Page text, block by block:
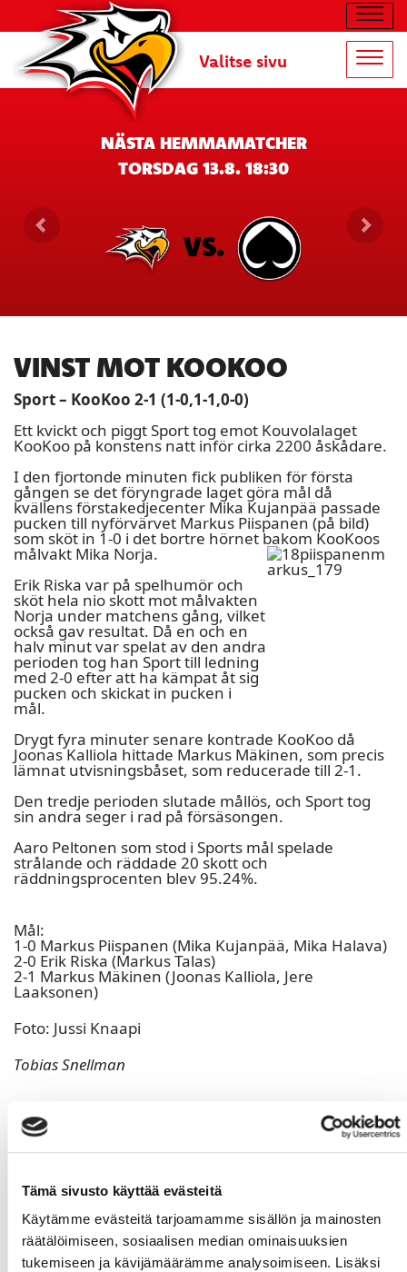
Tämä sivusto käyttää evästeitä
Käytämme evästeitä tarjoamamme sisällön ja mainosten
räätälöimiseen, sosiaalisen median ominaisuuksien
tukemiseen ja kävijämäärämme analysoimiseen. Lisäksi
Valitse sivu
NÄSTA HEMMAMATCHER
TORSDAG 13.8. 18:30
VS.
VINST MOT KOOKOO
Sport – KooKoo 2-1 (1-0,1-1,0-0)
Ett kvickt och piggt Sport tog emot Kouvolalaget
KooKoo på konstens natt inför cirka 2200 åskådare.
I den fjortonde minuten fick publiken för första
gången se det föryngrade laget göra mål då
kvällens förstakedjecenter Mika Kujanpää passade
pucken till nyförvärvet Markus Piispanen (på bild)
som sköt in 1-0 i det bortre hörnet bakom KooKoos
målvakt Mika Norja.
Erik Riska var på spelhumör och
sköt hela nio skott mot målvakten
Norja under matchens gång, vilket
också gav resultat. Då en och en
halv minut var spelat av den andra
perioden tog han Sport till ledning
med 2-0 efter att ha kämpat åt sig
pucken och skickat in pucken i
mål.
Drygt fyra minuter senare kontrade KooKoo då
Joonas Kalliola hittade Markus Mäkinen, som precis
lämnat utvisningsbåset, som reducerade till 2-1.
Den tredje perioden slutade mållös, och Sport tog
sin andra seger i rad på försäsongen.
Aaro Peltonen som stod i Sports mål spelade
strålande och räddade 20 skott och
räddningsprocenten blev 95.24%.
Mål:
1-0 Markus Piispanen (Mika Kujanpää, Mika Halava)
2-0 Erik Riska (Markus Talas)
2-1 Markus Mäkinen (Joonas Kalliola, Jere
Laaksonen)
Foto: Jussi Knaapi
Tobias Snellman